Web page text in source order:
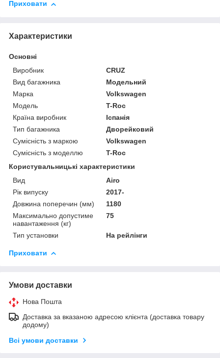
Приховати
Характеристики
Основні
Виробник
CRUZ
Вид багажника
Модельний
Марка
Volkswagen
Модель
T-Roc
Країна виробник
Іспанія
Тип багажника
Дворейковий
Сумісність з маркою
Volkswagen
Сумісність з моделлю
T-Roc
Користувальницькі характеристики
Вид
Airo
Рік випуску
2017-
Довжина поперечин (мм)
1180
Максимально допустиме
навантаження (кг)
75
Тип установки На рейлінги
Приховати
Умови доставки
Нова Пошта
Доставка за вказаною адресою клієнта (доставка товару
додому)
Всі умови доставки